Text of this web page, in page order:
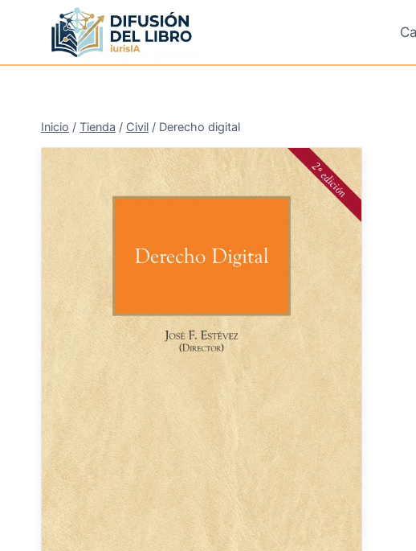
contenido
Inicio / Tienda / Civil / Derecho digital
¡Oferta!